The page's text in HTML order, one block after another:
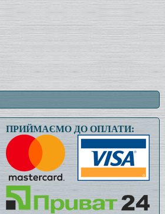
ПРИЙМАЄМО ДО ОПЛАТИ: